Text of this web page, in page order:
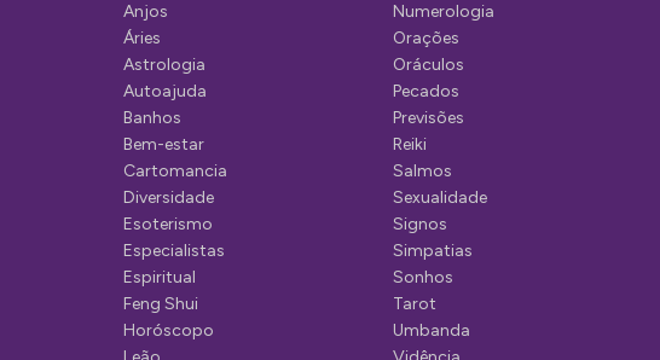
o
d
e
P
o
s
t
Anjos
Áries
Astrologia
Autoajuda
Banhos
Bem-estar
Cartomancia
Diversidade
Esoterismo
Especialistas
Espiritual
Feng Shui
Horóscopo
Numerologia
Orações
Oráculos
Pecados
Previsões
Reiki
Salmos
Sexualidade
Signos
Simpatias
Sonhos
Tarot
Umbanda